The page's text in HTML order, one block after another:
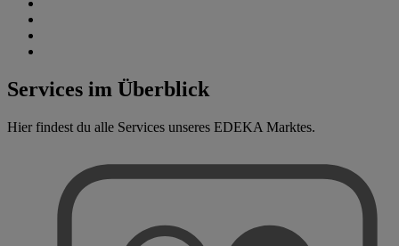
Services im Überblick
Hier findest du alle Services unseres EDEKA Marktes.